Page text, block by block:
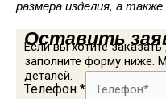
размера изделия, а
Оставить
Если вы хотите
заполните форму ниже.
деталей.
Телефон *